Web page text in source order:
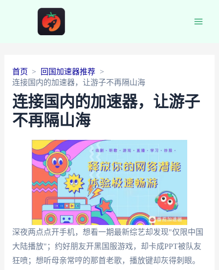
首页
回国加速器推荐
连接国内的加速器，让游子不再隔山海
连接国内的加速器，让游子
不再隔山海
深夜两点点开手机，想看一期最新综艺却发现"仅限中国
大陆播放"；约好朋友开黑国服游戏，却卡成PPT被队友
狂喷；想听母亲常哼的那首老歌，播放键却灰得刺眼。